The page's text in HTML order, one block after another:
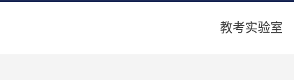
教考实验室